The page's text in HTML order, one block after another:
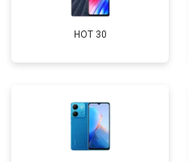
HOT 30